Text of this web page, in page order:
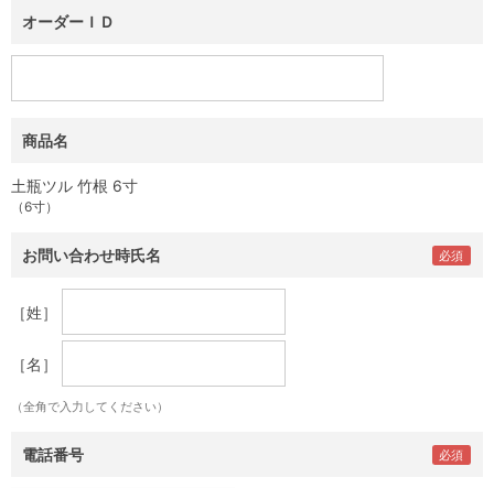
オーダーＩＤ
商品名
土瓶ツル 竹根 6寸
（6寸）
お問い合わせ時氏名
［姓］
［名］
（全角で入力してください）
電話番号